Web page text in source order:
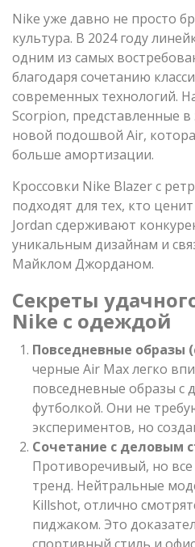
Nike уже давно не просто
культура. В 2024 году
одним из самых
благодаря сочетанию
современных технологий.
Scorpion, представленные
новой подошвой Air,
больше амортизации.
Кроссовки Nike Blazer с
подходят для тех, кто
Jordan сдерживают
уникальным дизайнам и
Майклом Джорданом.
Секреты
Nike с одеждой
Повседневные образы
черные Air Max легко
повседневные образы с
футболкой. Они не
экспериментов, но
Сочетание с деловым
Противоречивый, но
тренд. Нейтральные
Killshot, отлично
пиджаком. Это